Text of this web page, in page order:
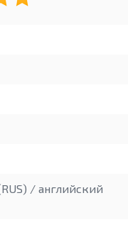
/ английский